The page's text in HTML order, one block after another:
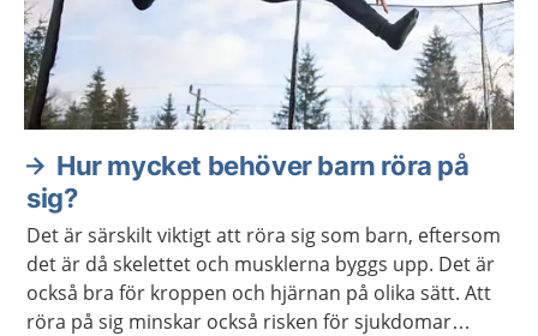
Hur mycket behöver barn röra på
sig?
Det är särskilt viktigt att röra sig som barn, eftersom
det är då skelettet och musklerna byggs upp. Det är
också bra för kroppen och hjärnan på olika sätt. Att
röra på sig minskar också risken för sjukdomar